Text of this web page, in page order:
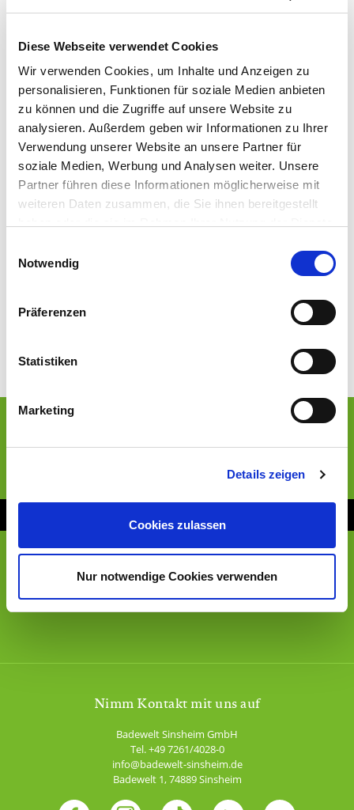
Diese Webseite verwendet Cookies
Wir verwenden Cookies, um Inhalte und Anzeigen zu
personalisieren, Funktionen für soziale Medien anbieten
zu können und die Zugriffe auf unsere Website zu
analysieren. Außerdem geben wir Informationen zu Ihrer
Verwendung unserer Website an unsere Partner für
soziale Medien, Werbung und Analysen weiter. Unsere
Partner führen diese Informationen möglicherweise mit
weiteren Daten zusammen, die Sie ihnen bereitgestellt
Cookies, wenn Sie unsere Webseite weiterhin nutzen.
Notwendig
Präferenzen
Statistiken
Marketing
Details zeigen
Cookies zulassen
Nur notwendige Cookies verwenden
FOCUS Money Beste Therme
Nimm Kontakt mit uns auf
Badewelt Sinsheim GmbH
Tel.+49 7261/4028-0
info@badewelt-sinsheim.de
Badewelt 1,74889Sinsheim